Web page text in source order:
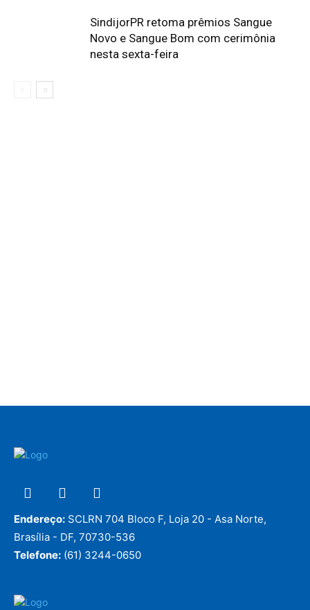
SindijorPR retoma prêmios Sangue
Novo e Sangue Bom com cerimônia
nesta sexta-feira
Endereço: SCLRN 704 Bloco F, Loja 20 - Asa Norte,
Brasília - DF, 70730-536
Telefone: (61) 3244-0650